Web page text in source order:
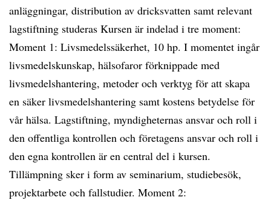
anläggningar, distribution av dricksvatten samt relevant
lagstiftning studeras Kursen är indelad i tre moment:
Moment 1: Livsmedelssäkerhet, 10 hp. I momentet ingår
livsmedelskunskap, hälsofaror förknippade med
livsmedelshantering, metoder och verktyg för att skapa
en säker livsmedelshantering samt kostens betydelse för
vår hälsa. Lagstiftning, myndigheternas ansvar och roll i
den offentliga kontrollen och företagens ansvar och roll i
den egna kontrollen är en central del i kursen.
Tillämpning sker i form av seminarium, studiebesök,
projektarbete och fallstudier. Moment 2: